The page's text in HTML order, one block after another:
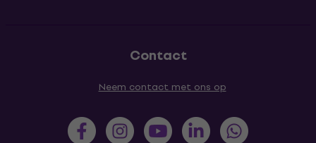
Contact
Neem contact met ons op